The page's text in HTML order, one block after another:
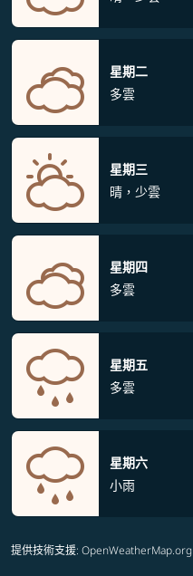
星期二
多雲
星期三
晴，少雲
星期四
多雲
星期五
多雲
星期六
小雨
提供技術支援: OpenWeatherMap.org